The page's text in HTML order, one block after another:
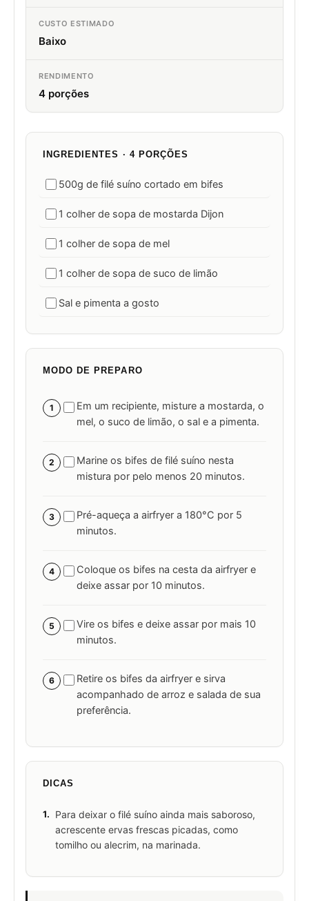
CUSTO ESTIMADO
Baixo
RENDIMENTO
4 porções
INGREDIENTES · 4 PORÇÕES
500g de filé suíno cortado em bifes
1 colher de sopa de mostarda Dijon
1 colher de sopa de mel
1 colher de sopa de suco de limão
Sal e pimenta a gosto
MODO DE PREPARO
1
Em um recipiente, misture a mostarda, o
mel, o suco de limão, o sal e a pimenta.
2
Marine os bifes de filé suíno nesta
mistura por pelo menos 20 minutos.
3
Pré-aqueça a airfryer a 180°C por 5
minutos.
4
Coloque os bifes na cesta da airfryer e
deixe assar por 10 minutos.
5
Vire os bifes e deixe assar por mais 10
minutos.
6
Retire os bifes da airfryer e sirva
acompanhado de arroz e salada de sua
preferência.
DICAS
1.
Para deixar o filé suíno ainda mais saboroso,
acrescente ervas frescas picadas, como
tomilho ou alecrim, na marinada.